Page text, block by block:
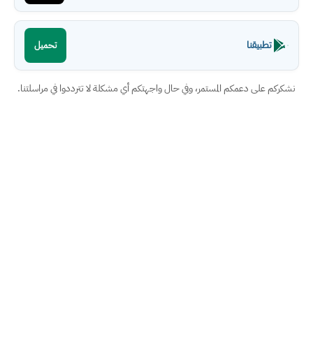
تطبيقنا تحميل
نشكركم على دعمكم المستمر، وفي حال واجهتكم أي مشكلة لا تترددوا في مراسلتنا.